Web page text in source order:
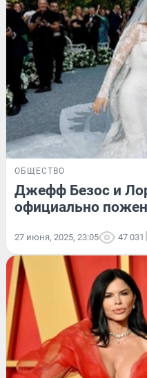
ОБЩЕСТВО
Джефф Безос и
официально
27 июня, 2025, 23:05 47 031